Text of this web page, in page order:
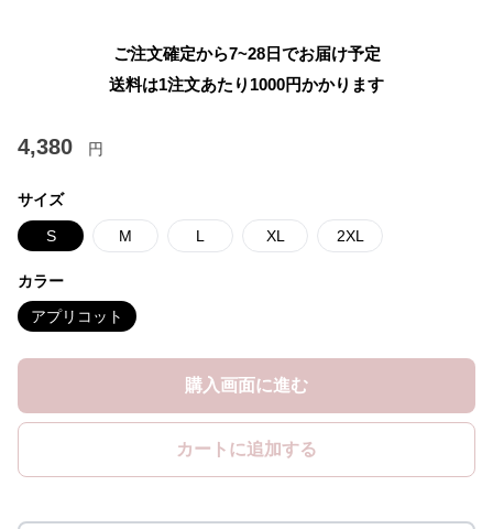
ご注文確定から7~28日でお届け予定
送料は1注文あたり 1000円かかります
4,380 円
サイズ
S M L XL 2XL
カラー
アプリコット
購入画面に進む
カートに追加する